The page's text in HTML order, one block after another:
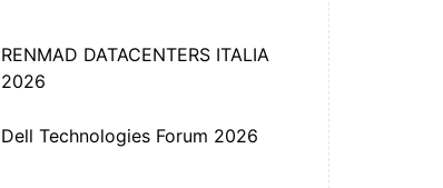
RENMAD DATACENTERS ITALIA
2026
Dell Technologies Forum 2026